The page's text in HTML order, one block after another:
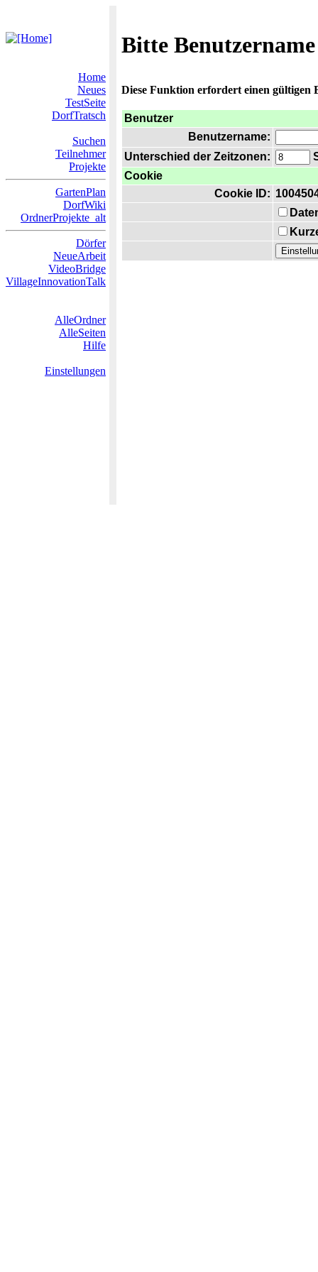
Bitte
Home
Neues
TestSeite
DorfTratsch
Suchen
Teilnehmer
Projekte
GartenPlan
DorfWiki
OrdnerProjekte_alt
Dörfer
NeueArbeit
VideoBridge
VillageInnovationTalk
AlleOrdner
AlleSeiten
Hilfe
Einstellungen
Diese Funktion erfordert einen gültigen
Benutzer
Benutzername:
Unterschied der Zeitzonen:
Cookie
Cookie ID: